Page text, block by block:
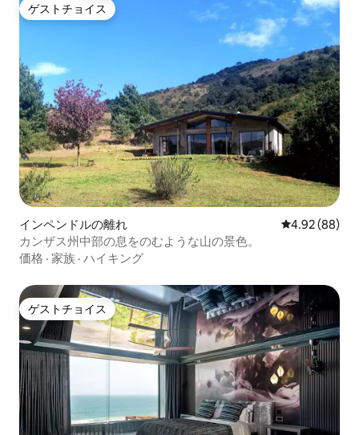
ゲストチョイス
ゲストチョイス
インペンドルの離れ レビュー88
4.92 (88)
カンザス州中部の息をのむような山の景色。
価格 · 家族 · ハイキング
ゲストチョイス
ゲストチョイス